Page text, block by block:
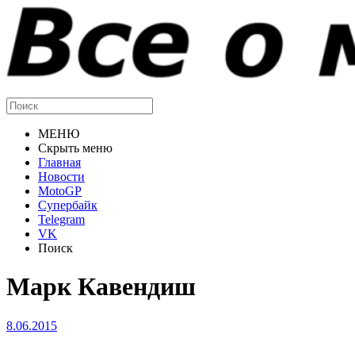
МЕНЮ
Скрыть меню
Главная
Новости
MotoGP
Супербайк
Telegram
VK
Поиск
Марк Кавендиш
8.06.2015